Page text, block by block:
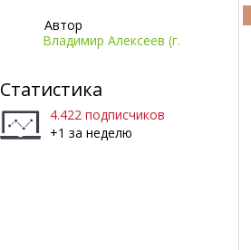
Автор
Владимир Алексеев (г.
Статистика
4.422 подписчиков
+1 за неделю